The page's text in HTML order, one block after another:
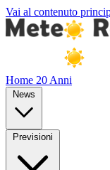
Vai al contenuto
Home 20 Anni
News
Previsioni